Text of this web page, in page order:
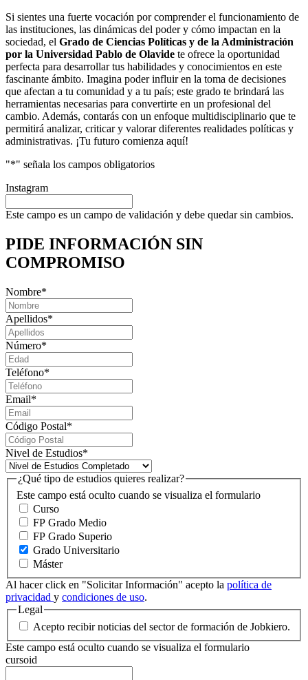
Si sientes una fuerte vocación por comprender el funcionamiento de
las instituciones, las dinámicas del poder y cómo impactan en la
sociedad, el Grado de Ciencias Políticas y de la Administración
por la Universidad Pablo de Olavide te ofrece la oportunidad
perfecta para desarrollar tus habilidades y conocimientos en este
fascinante ámbito. Imagina poder influir en la toma de decisiones
que afectan a tu comunidad y a tu país; este grado te brindará las
herramientas necesarias para convertirte en un profesional del
cambio. Además, contarás con un enfoque multidisciplinario que te
permitirá analizar, criticar y valorar diferentes realidades políticas y
administrativas. ¡Tu futuro comienza aquí!
"*" señala los campos obligatorios
Instagram
Este campo es un campo de validación y debe quedar sin cambios.
PIDE INFORMACIÓN SIN
COMPROMISO
Nombre*
Apellidos*
Número*
Teléfono*
Email*
Código Postal*
Nivel de Estudios*
Este campo está oculto cuando se visualiza el formulario
¿Qué tipo de estudios quieres realizar?
Curso
FP Grado Medio
FP Grado Superio
Grado Universitario
Máster
Al hacer click en "Solicitar Información" acepto la política de
privacidad y condiciones de uso.
Legal
Acepto recibir noticias del sector de formación de Jobkiero.
Este campo está oculto cuando se visualiza el formulario
cursoid